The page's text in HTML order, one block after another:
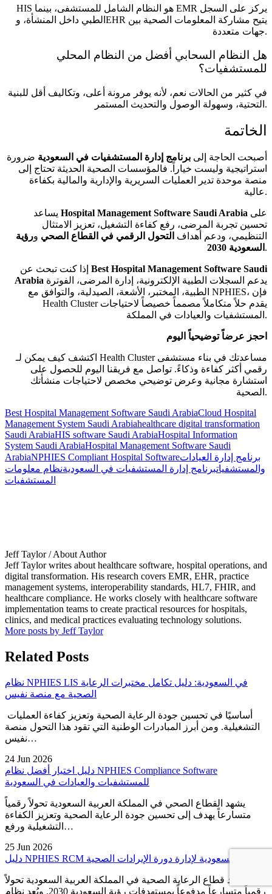
HIS هو النظام الشامل للمستشفى، بينما EMR يركز على السجل
الطبي داخل المنشأة، وEHR يتيح مشاركة المعلومات الصحية بين
جهات متعددة.
هل النظام السحابي أفضل من النظام المحلي
للمستشفيات؟
في كثير من الحالات نعم، لأنه يوفر مرونة أعلى، وتكاليف أقل للبنية
التحتية، وسهولة الوصول والتحديث المستمر.
الخاتمة
أصبحت الحاجة إلى برنامج إدارة المستشفيات في السعودية ضرورة
استراتيجية وليست خياراً. فالمؤسسات الصحية الحديثة تحتاج إلى
منصة موحدة تدير العمليات السريرية والإدارية والمالية بكفاءة
عالية.
Hospital Management Software Saudi Arabia
تحسين تجربة المرضى، رفع كفاءة التشغيل، تعزيز الامتثال
التنظيمي، ودعم أهداف التحول الرقمي في القطاع الصحي ورؤية
السعودية 2030 .
Best Hospital Management Software Saudi
Arabia
الطبية، المختبر، الأشعة، الصيدلية، والتوافق مع NPHIES، فإن
Health Cluster يقدم حلاً متكاملاً مصمماً خصيصاً لاحتياجات
المستشفيات والعيادات في المملكة.
احجز عرضاً توضيحياً اليوم
اكتشف كيف يمكن لـ Health Cluster مساعدتك في بناء مستشفى
رقمي أكثر كفاءة وذكاءً. تواصل مع فريقنا اليوم للحصول على
استشارة مجانية وعرض توضيحي مخصص لاحتياجات منشأتك
الصحية.
Best Hospital Management Software Saudi ArabiaCloud Hospital
Management System Saudi Arabiahealthcare digital transformation
Saudi ArabiaHIS software Saudi ArabiaHospital Information
System Saudi ArabiaHospital Management Software Saudi
ArabiaNPHIES Compliant Hospital Softwareبرنامج إدارة العيادات
والمستشفياتبرنامج إدارة المستشفيات في السعوديةنظام معلومات
المستشفيات
Jeff Taylor/ About Author
Jeff Taylor writes about healthcare software, hospital operations, and
digital transformation. His research covers EMR, EHR, practice
management systems, interoperability standards, HL7, FHIR, and
healthcare compliance. He works closely with healthcare software
implementation teams to create practical resources for hospitals,
clinics, and medical practices evaluating technology solutions.
More posts by Jeff Taylor
Related Posts
نظام NPHIES LIS في السعودية: دليل تكامل مختبرات الرعاية
الصحية مع منصة نفيس
التشغيلية. ومن أبرز المبادرات الوطنية التي تقود هذا التحول منصة
نفيس…
24 Jun 2026
دليل اختيار أفضل نظام NPHIES Compliance Software
للمستشفيات والعيادات في السعودية
يشهد القطاع الصحي في المملكة العربية السعودية تحولاً رقمياً
متسارعاً يهدف إلى تحسين جودة الرعاية الصحية وتعزيز الكفاءة
التشغيلية ورفع…
25 Jun 2026
دليل NPHIES RCM في السعودية لإدارة دورة الإيرادات الصحية
يشهد قطاع الرعاية الصحية في المملكة العربية السعودية تحولاً
رقمياً متسارعاً مدفوعاً بمستهدفات رؤية السعودية 2030. ويُعد نظام